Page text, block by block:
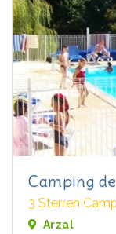
Camping
3 Sterren
Arzal